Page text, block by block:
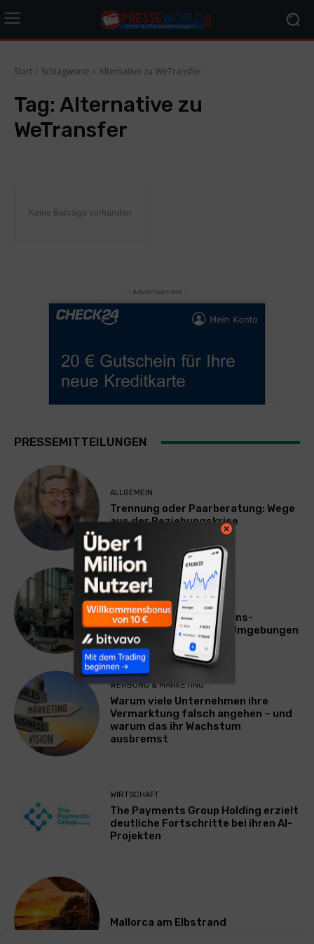
Start Schlagworte Alternative zu WeTransfer
Tag: Alternative zu
WeTransfer
Keine Beiträge vorhanden
- Advertisement -
PRESSEMITTEILUNGEN
ALLGEMEIN
Trennung oder Paarberatung: Wege
aus der Beziehungskrise
TECHNIK
SourcingBlox startet
CentaurNexus: Operations-
Plattform für Zscaler-Umgebungen
WERBUNG & MARKETING
Warum viele Unternehmen ihre
Vermarktung falsch angehen – und
warum das ihr Wachstum
ausbremst
WIRTSCHAFT
The Payments Group Holding erzielt
deutliche Fortschritte bei ihren AI-
Projekten
Mallorca am Elbstrand